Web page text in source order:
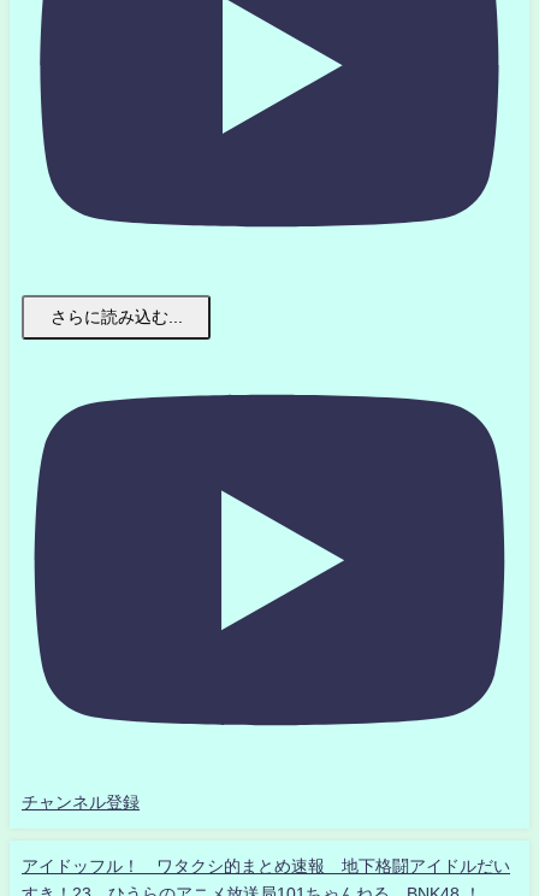
さらに読み込む...
チャンネル登録
アイドッフル！ ワタクシ的まとめ速報 地下格闘アイドルだい